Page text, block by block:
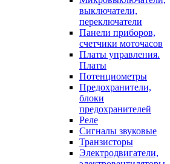
выключатели,
переключатели
Панели приборов,
счетчики моточасов
Платы управления.
Платы
Потенциометры
Предохранители,
блоки
предохранителей
Реле
Сигналы звуковые
Транзисторы
Электродвигатели,